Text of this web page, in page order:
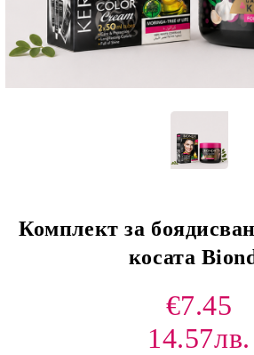
Комплект за
косата
€7.45
14.57лв.